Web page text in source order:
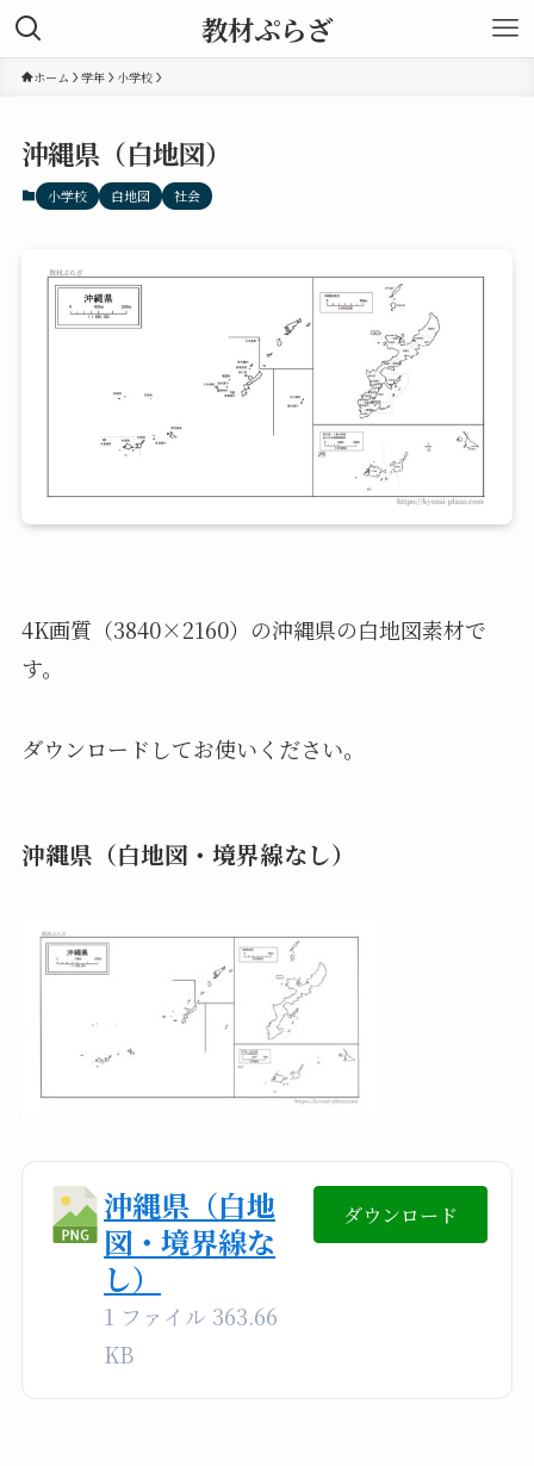
教材ぷらざ
ホーム 学年 小学校
沖縄県（白地図）
小学校 白地図 社会
4K画質（3840×2160）の沖縄県の白地図素材で
す。
ダウンロードしてお使いください。
沖縄県（白地図・境界線なし）
沖縄県（白地
図・境界線な
し）
1 ファイル 363.66
KB
ダウンロード